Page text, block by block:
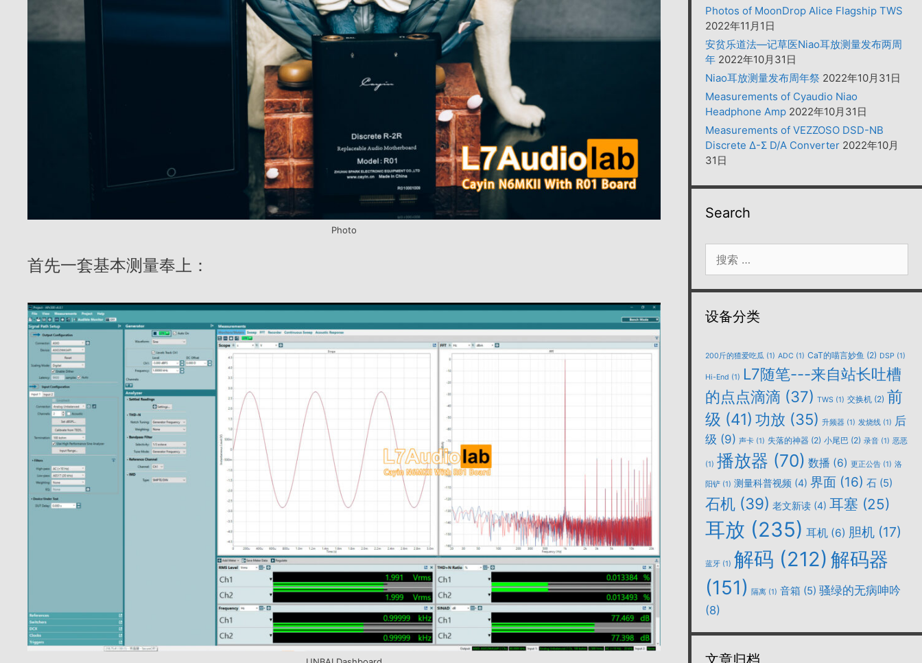
Photo
首先一套基本测量奉上：
Photos of MoonDrop Alice Flagship TWS
2022年11月1日
安贫乐道法—记草医Niao耳放测量发布两周
年 2022年10月31日
Niao耳放测量发布周年祭 2022年10月31日
Measurements of Cyaudio Niao
Headphone Amp 2022年10月31日
Measurements of VEZZOSO DSD-NB
Discrete Δ-Σ D/A Converter 2022年10月
31日
Search
索：
设备分类
200斤的猹爱吃瓜 (1) ADC (1) CaT的喵言妙鱼 (2) DSP (1)
Hi-End (1) L7随笔---来自站长吐槽
的点点滴滴 (37) TWS (1) 交换机 (2) 前
级 (41) 功放 (35) 升频器 (1) 发烧线 (1) 后
级 (9) 声卡 (1) 失落的神器 (2) 小尾巴 (2) 录音 (1) 恶恶
(1) 播放器 (70) 数播 (6) 更正公告 (1) 洛
阳铲 (1) 测量科普视频 (4) 界面 (16) 石 (5)
石机 (39) 老文新读 (4) 耳塞 (25)
耳放 (235) 耳机 (6) 胆机 (17)
蓝牙 (1) 解码 (212) 解码器
(151) 隔离 (1) 音箱 (5) 骚绿的无病呻吟
(8)
文章归档